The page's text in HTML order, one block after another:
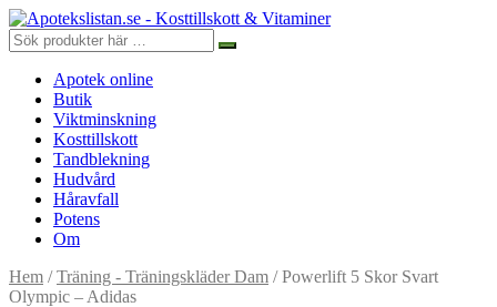
Apotek online
Butik
Viktminskning
Kosttillskott
Tandblekning
Hudvård
Håravfall
Potens
Om
Hem /Träning - Träningskläder Dam / Powerlift 5 Skor Svart
Olympic – Adidas